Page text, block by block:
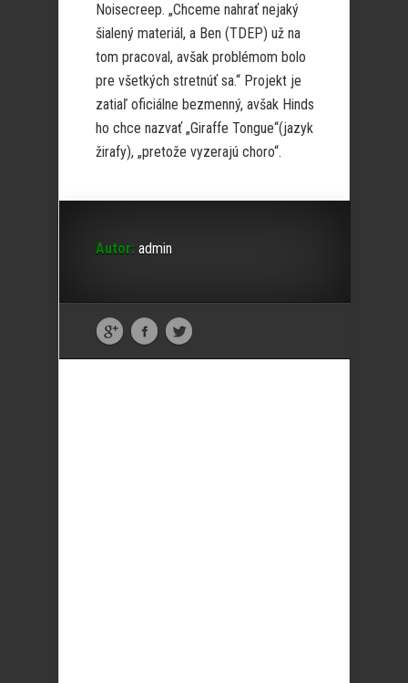
Noisecreep. „Chceme nahrať nejaký
šialený materiál, a Ben (TDEP) už na
tom pracoval, avšak problémom bolo
pre všetkých stretnúť sa.“ Projekt je
zatiaľ oficiálne bezmenný, avšak Hinds
ho chce nazvať „Giraffe Tongue“(jazyk
žirafy), „pretože vyzerajú choro“.
Autor: admin